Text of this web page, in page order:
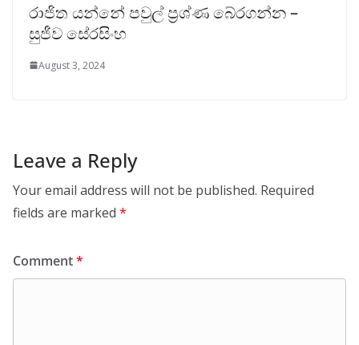
රාජිත යන්නේ පවුල් ප්‍රශ්ණ බේරගන්න –
සුජීව සේරසිංහ
August 3, 2024
Leave a Reply
Your email address will not be published. Required
fields are marked *
Comment*